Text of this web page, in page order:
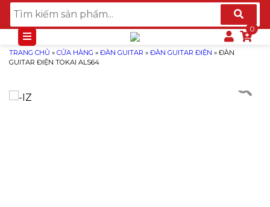
TRANG CHỦ » CỬA HÀNG » ĐÀN GUITAR » ĐÀN GUITAR ĐIỆN » ĐÀN
GUITAR ĐIỆN TOKAI ALS64